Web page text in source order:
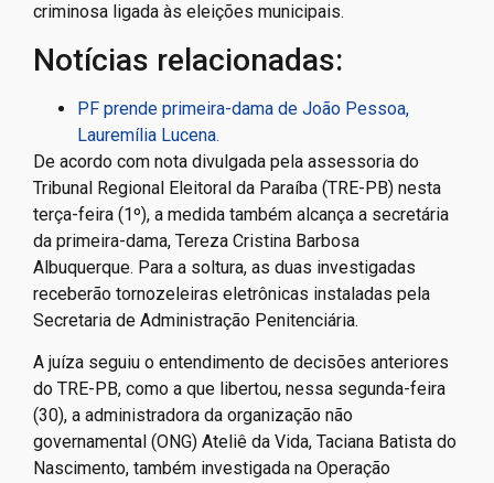
criminosa ligada às eleições municipais.
Notícias relacionadas:
PF prende primeira-dama de João Pessoa,
Lauremília Lucena.
De acordo com nota divulgada pela assessoria do
Tribunal Regional Eleitoral da Paraíba (TRE-PB) nesta
terça-feira (1º), a medida também alcança a secretária
da primeira-dama, Tereza Cristina Barbosa
Albuquerque. Para a soltura, as duas investigadas
receberão tornozeleiras eletrônicas instaladas pela
Secretaria de Administração Penitenciária.
A juíza seguiu o entendimento de decisões anteriores
do TRE-PB, como a que libertou, nessa segunda-feira
(30), a administradora da organização não
governamental (ONG) Ateliê da Vida, Taciana Batista do
Nascimento, também investigada na Operação